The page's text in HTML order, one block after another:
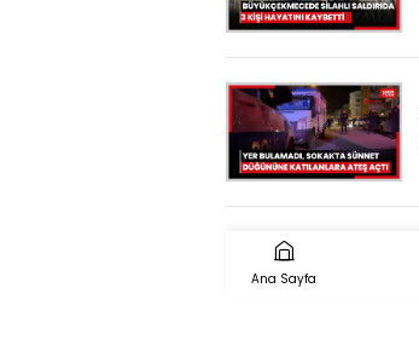
Ana Sayfa